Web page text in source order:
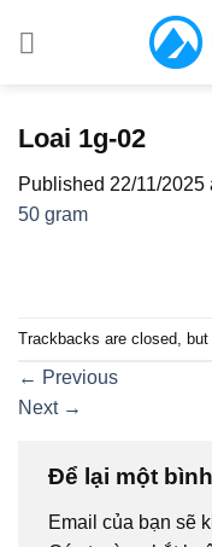
Loai 1g-02
Published 22/11/2025
50 gram
Trackbacks are closed,
← Previous
Next →
Để lại một
Email của bạn sẽ